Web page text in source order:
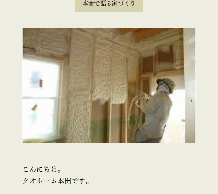
本音で語る家づくり
こんにちは。
クオホーム本田です。